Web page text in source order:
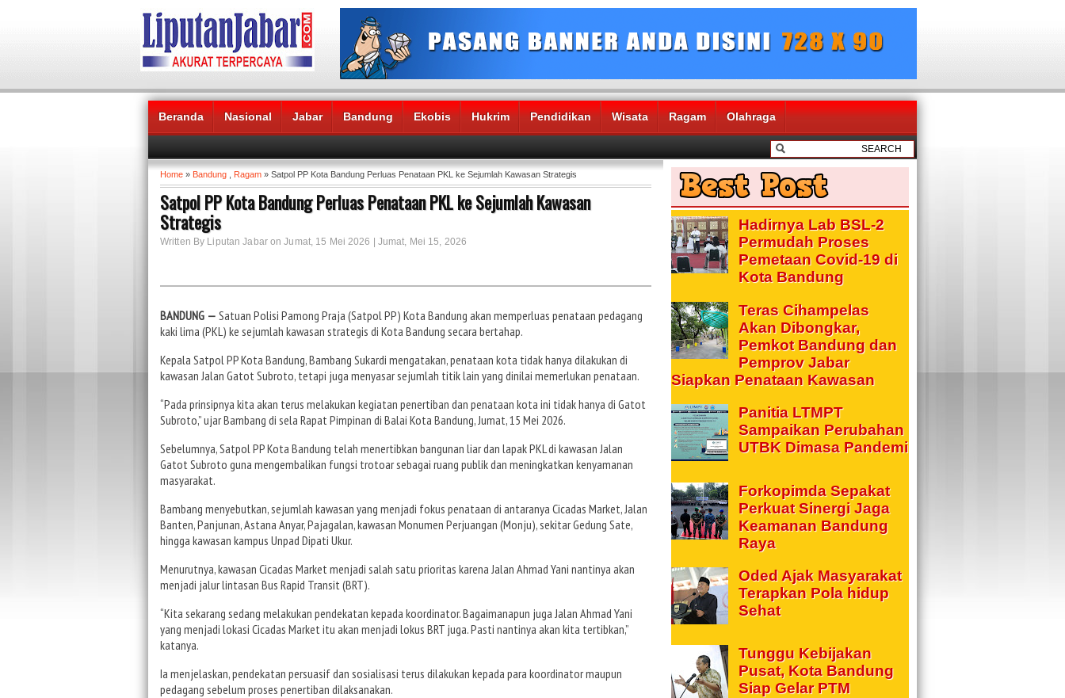
Beranda Nasional Jabar Bandung Ekobis Hukrim Pendidikan Wisata Ragam Olahraga
Headlines News :
Home » Bandung Ragam » Satpol PP Kota Bandung Perluas Penataan PKL ke Sejumlah Kawasan Strategis
Satpol PP Kota Bandung Perluas Penataan PKL ke Sejumlah Kawasan
Strategis
Written By Liputan Jabar on Jumat, 15 Mei 2026 | Jumat, Mei 15, 2026
BANDUNG — Satuan Polisi Pamong Praja (Satpol PP) Kota Bandung akan memperluas penataan pedagang
kaki lima (PKL) ke sejumlah kawasan strategis di Kota Bandung secara bertahap.
Kepala Satpol PP Kota Bandung, Bambang Sukardi mengatakan, penataan kota tidak hanya dilakukan di
kawasan Jalan Gatot Subroto, tetapi juga menyasar sejumlah titik lain yang dinilai memerlukan penataan.
“Pada prinsipnya kita akan terus melakukan kegiatan penertiban dan penataan kota ini tidak hanya di Gatot
Subroto,” ujar Bambang di sela Rapat Pimpinan di Balai Kota Bandung, Jumat, 15 Mei 2026.
Sebelumnya, Satpol PP Kota Bandung telah menertibkan bangunan liar dan lapak PKL di kawasan Jalan
Gatot Subroto guna mengembalikan fungsi trotoar sebagai ruang publik dan meningkatkan kenyamanan
masyarakat.
Bambang menyebutkan, sejumlah kawasan yang menjadi fokus penataan di antaranya Cicadas Market, Jalan
Banten, Panjunan, Astana Anyar, Pajagalan, kawasan Monumen Perjuangan (Monju), sekitar Gedung Sate,
hingga kawasan kampus Unpad Dipati Ukur.
Menurutnya, kawasan Cicadas Market menjadi salah satu prioritas karena Jalan Ahmad Yani nantinya akan
menjadi jalur lintasan Bus Rapid Transit (BRT).
“Kita sekarang sedang melakukan pendekatan kepada koordinator. Bagaimanapun juga Jalan Ahmad Yani
yang menjadi lokasi Cicadas Market itu akan menjadi lokus BRT juga. Pasti nantinya akan kita tertibkan,”
katanya.
Ia menjelaskan, pendekatan persuasif dan sosialisasi terus dilakukan kepada para koordinator maupun
pedagang sebelum proses penertiban dilaksanakan.
Hadirnya Lab BSL-2
Permudah Proses
Pemetaan Covid-19 di
Kota Bandung
Teras Cihampelas
Akan Dibongkar,
Pemkot Bandung dan
Pemprov Jabar
Siapkan Penataan Kawasan
Panitia LTMPT
Sampaikan Perubahan
UTBK Dimasa Pandemi
Forkopimda Sepakat
Perkuat Sinergi Jaga
Keamanan Bandung
Raya
Oded Ajak Masyarakat
Terapkan Pola hidup
Sehat
Tunggu Kebijakan
Pusat, Kota Bandung
Siap Gelar PTM